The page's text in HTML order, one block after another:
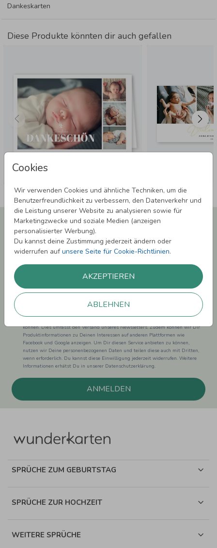
Cookies
Wir verwenden Cookies und ähnliche Techniken, um die
Benutzerfreundlichkeit zu verbessern, den Datenverkehr und
die Leistung unserer Website zu analysieren sowie für
Marketingzwecke und soziale Medien (anzeigen
personalisierter Werbung).
Du kannst deine Zustimmung jederzeit ändern oder
widerrufen aufunsere Seite für Cookie-Richtlinien.
AKZEPTIEREN
ABLEHNEN
Dankeskarten
Diese Produkte könnten dir auch gefallen
Newsletter abonnieren und 5,00 € Rabatt**
sichern!
Melde Dich zu unserem Newsletter an und bleibe auf dem
Laufenden.
können. Dies umfasst den Versand unseres Newsletters. Zudem können wir Dir
Produktinformationen zu Deinen Interessen auf anderen Plattformen wie
Facebook und Google anzeigen. Um Dir diesen Service anbieten zu können,
nutzen wir Deine personenbezogenen Daten und teilen diese auch mit Dritten,
wenn erforderlich. Du kannst diese Einwilligung jederzeit widerrufen. Weitere
Informationen erhätst Du in unserer Datenschutzerklärung.
ANMELDEN
SPRÜCHE ZUM GEBURTSTAG
SPRÜCHE ZUR HOCHZEIT
WEITERE SPRÜCHE